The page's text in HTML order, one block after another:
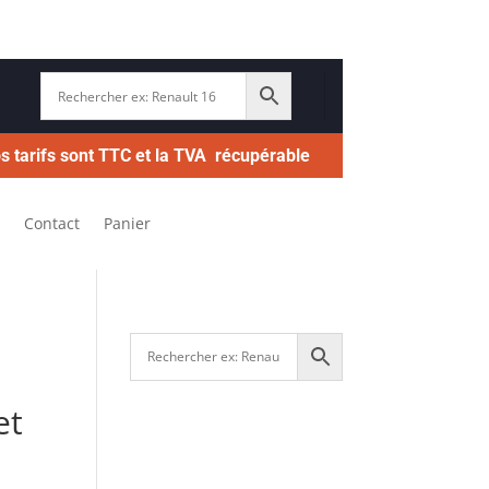
tarifs sont TTC et la TVA récupérable
Contact Panier